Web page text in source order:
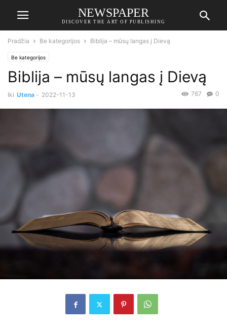
NEWSPAPER
DISCOVER THE ART OF PUBLISHING
Pradžia Be kategorijos Biblija – mūsų langas į Dievą
Be kategorijos
Biblija – mūsų langas į Dievą
Iki Utena - 2022-11-13 0
767